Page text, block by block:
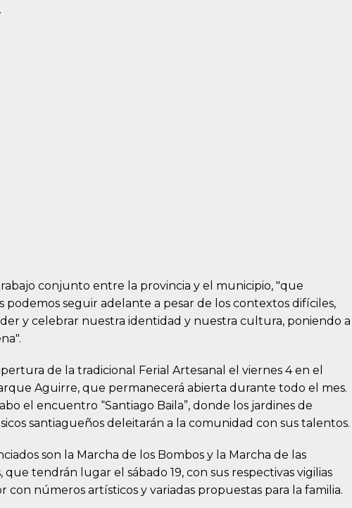
conjunto entre la provincia y el municipio, "que
seguir adelante a pesar de los contextos difíciles,
y celebrar nuestra identidad y nuestra cultura, poniendo a
de la tradicional Ferial Artesanal el viernes 4 en el
Aguirre, que permanecerá abierta durante todo el mes.
el encuentro “Santiago Baila”, donde los jardines de
santiagueños deleitarán a la comunidad con sus talentos.
son la Marcha de los Bombos y la Marcha de las
tendrán lugar el sábado 19, con sus respectivas vigilias
números artísticos y variadas propuestas para la familia.